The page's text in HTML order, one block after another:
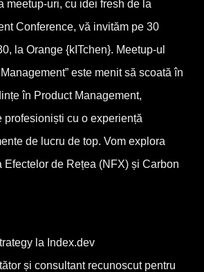
meetup-uri, cu idei fresh de la
Conference, vă invităm pe 30
la Orange {kITchen}. Meetup-ul
este menit să scoată în
în Product Management,
profesioniști cu o experiență
de lucru de top. Vom explora
Efectelor de Rețea (NFX) și Carbon
la Index.dev
și consultant recunoscut pentru